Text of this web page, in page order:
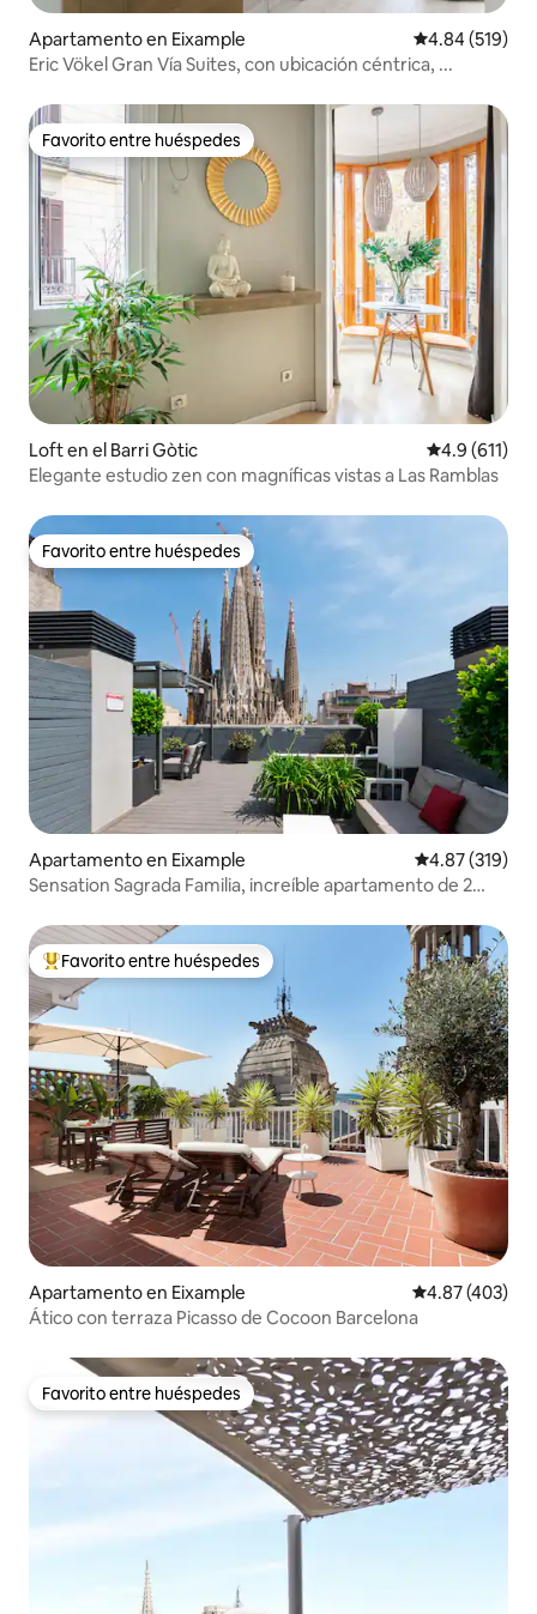
Apartamento en Eixample Calificación
4.84 (519)
Eric Vökel Gran Vía Suites, con ubicación céntrica, ...
Favorito entre huéspedes
Favorito entre huéspedes
Loft en el Barri Gòtic Calificación
4.9 (611)
Elegante estudio zen con magníficas vistas a Las Ramblas
Favorito entre huéspedes
Favorito entre huéspedes
Apartamento en Eixample Calificación
4.87 (319)
Sensation Sagrada Familia, increíble apartamento de 2
Favorito entre huéspedes preferido
Favorito entre huéspedes
Apartamento en Eixample Calificación
4.87 (403)
Ático con terraza Picasso de Cocoon Barcelona
Favorito entre huéspedes
Favorito entre huéspedes